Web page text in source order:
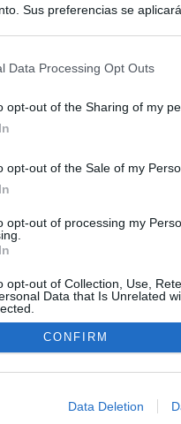
Sus preferencias se
Data Processing Opt Outs
opt-out of the Sharing of my
opt-out of the Sale of my
opt-out of processing my
opt-out of Collection, Use,
Data that Is Unrelated
CONFIRM
Data Deletion
daily press directory that gives access
readable image taken from today's